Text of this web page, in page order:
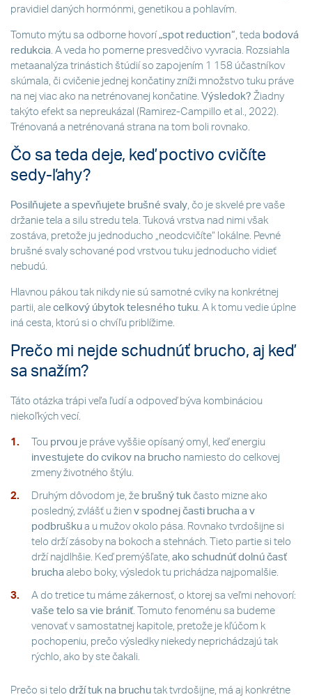
pravidiel daných hormónmi, genetikou a pohlavím.
Tomuto mýtu sa odborne hovorí „spot reduction“ , teda bodová
redukcia . A veda ho pomerne presvedčivo vyvracia. Rozsiahla
metaanalýza trinástich štúdií so zapojením 1 158 účastníkov
skúmala, či cvičenie jednej končatiny zníži množstvo tuku práve
na nej viac ako na netrénovanej končatine. Výsledok? Žiadny
takýto efekt sa nepreukázal (Ramirez-Campillo et al., 2022).
Trénovaná a netrénovaná strana na tom boli rovnako.
Čo sa teda deje, keď poctivo cvičíte
sedy-ľahy?
Posilňujete a spevňujete brušné svaly , čo je skvelé pre vaše
držanie tela a silu stredu tela. Tuková vrstva nad nimi však
zostáva, pretože ju jednoducho „neodcvičíte“ lokálne. Pevné
brušné svaly schované pod vrstvou tuku jednoducho vidieť
nebudú.
Hlavnou pákou tak nikdy nie sú samotné cviky na konkrétnej
partii, ale celkový úbytok telesného tuku . A k tomu vedie úplne
iná cesta, ktorú si o chvíľu priblížime.
Prečo mi nejde schudnúť brucho, aj keď
sa snažím?
Táto otázka trápi veľa ľudí a odpoveď býva kombináciou
niekoľkých vecí.
Tou prvou je práve vyššie opísaný omyl, keď energiu
investujete do cvikov na brucho namiesto do celkovej
zmeny životného štýlu.
Druhým dôvodom je, že brušný tuk často mizne ako
posledný, zvlášť u žien v spodnej časti brucha a v
podbrušku a u mužov okolo pása. Rovnako tvrdošijne si
telo drží zásoby na bokoch a stehnách. Tieto partie si telo
drží najdlhšie. Keď premýšľate, ako schudnúť dolnú časť
brucha alebo boky, výsledok tu prichádza najpomalšie.
A do tretice tu máme zákernosť, o ktorej sa veľmi nehovorí:
vaše telo sa vie brániť. Tomuto fenoménu sa budeme
venovať v samostatnej kapitole, pretože je kľúčom k
pochopeniu, prečo výsledky niekedy neprichádzajú tak
rýchlo, ako by ste čakali.
Prečo si telo drží tuk na bruchu tak tvrdošijne, má aj konkrétne